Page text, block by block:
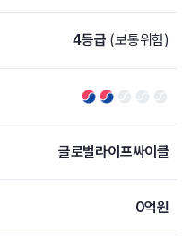
4등급 (보통위험)
글로벌라이프싸이클
0억원